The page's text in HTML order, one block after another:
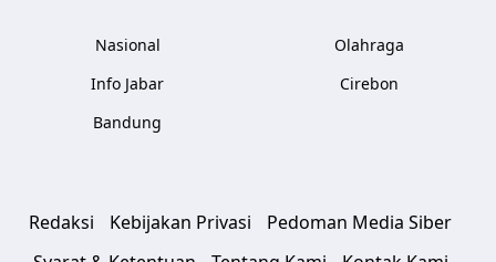
Nasional
Info Jabar
Bandung
Olahraga
Cirebon
Redaksi Kebijakan Privasi
Pedoman Media Siber